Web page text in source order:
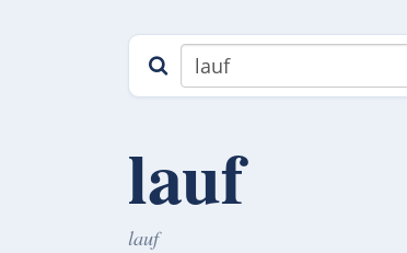
lauf
lauf